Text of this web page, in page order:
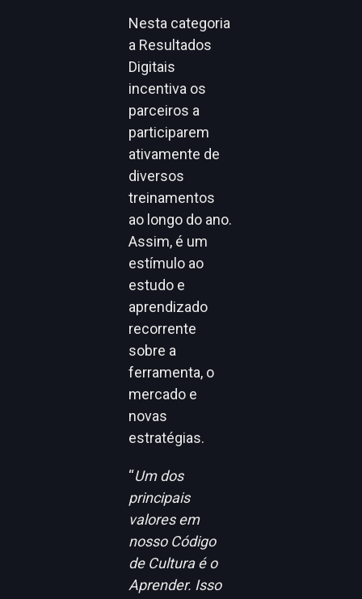
Nesta categoria
a Resultados
Digitais
incentiva os
parceiros a
participarem
ativamente de
diversos
treinamentos
ao longo do ano.
Assim, é um
estímulo ao
estudo e
aprendizado
recorrente
sobre a
ferramenta, o
mercado e
novas
estratégias.
“Um dos
principais
valores em
nosso Código
de Cultura é o
Aprender. Isso